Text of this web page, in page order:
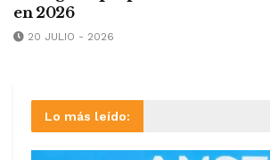
en 2026
20 JULIO - 2026
Lo más leído: